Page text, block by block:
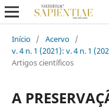
Início / Acervo /
v. 4 n. 1 (2021): v. 4 n. 1
Artigos científicos
A